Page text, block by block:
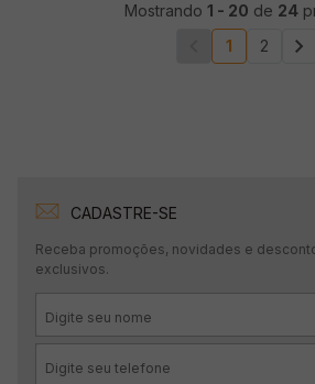
Mostrando 1 - 20 de 24
1
2
CADASTRE-SE
Receba promoções, novidades e
exclusivos.